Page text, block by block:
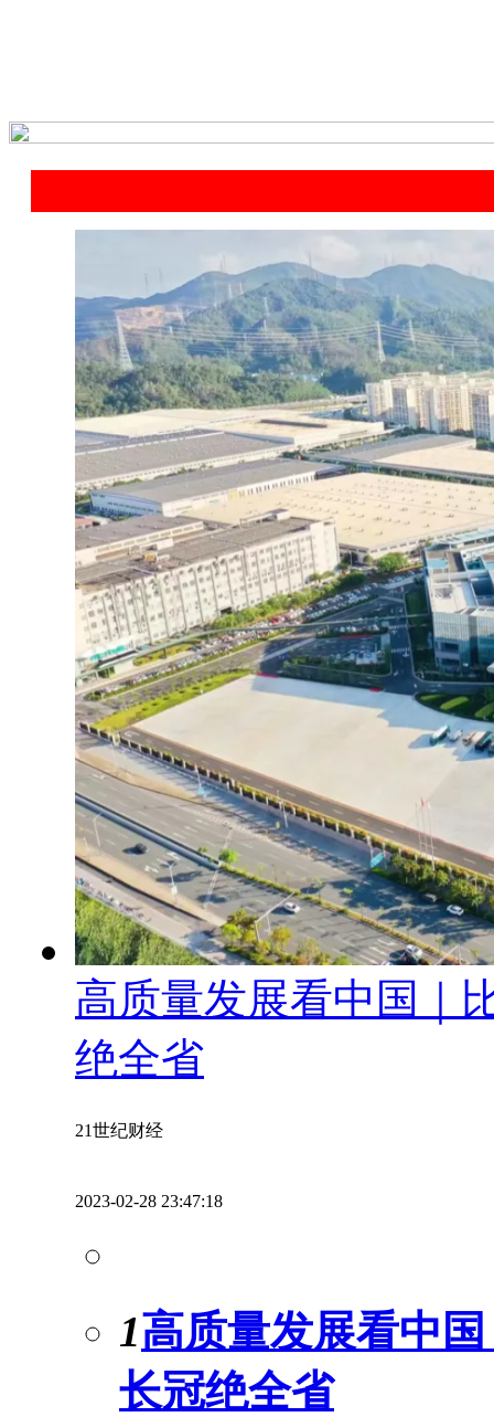
高质量发展看中国｜
绝全省
21世纪财经
2023-02-28 23:47:18
1高质量发展看中
长冠绝全省